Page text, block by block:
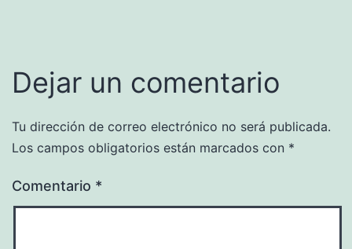
Dejar un comentario
Tu dirección de correo electrónico no será publicada.
Los campos obligatorios están marcados con *
Comentario *